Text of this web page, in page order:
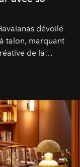
dévoile
talon, marquant
de la